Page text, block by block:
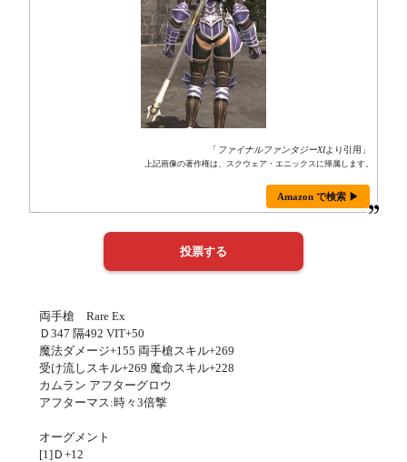
「 ファイナルファンタジーXIより引用」
上記画像の著作権は、スクウェア・エニックスに帰属します。
Amazon で検索 ▶
両手槍 Rare Ex
Ｄ347 隔492 VIT+50
魔法ダメージ+155 両手槍スキル+269
受け流しスキル+269 魔命スキル+228
カムラン アフターグロウ
アフターマス:時々3倍撃
オーグメント
[1]Ｄ+12